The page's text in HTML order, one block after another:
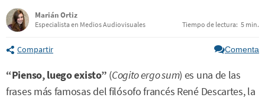
Marián Ortiz
Especialista en Medios Audiovisuales Tiempo de lectura: 5 min.
Compartir Comenta
“Pienso, luego existo” (Cogito ergo sum) es una de las
frases más famosas del filósofo francés René Descartes, la